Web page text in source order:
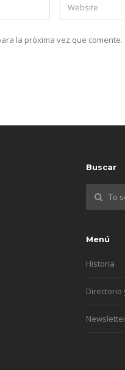
la próxima vez que comente.
Buscar
Menú
Historia
Directorio